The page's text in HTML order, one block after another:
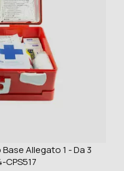
Allegato 1 - Da 3
CPS517